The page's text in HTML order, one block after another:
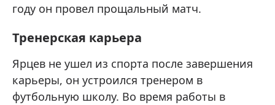
году он провел прощальный матч.
Тренерская карьера
Ярцев не ушел из спорта после завершения
карьеры, он устроился тренером в
футбольную школу. Во время работы в